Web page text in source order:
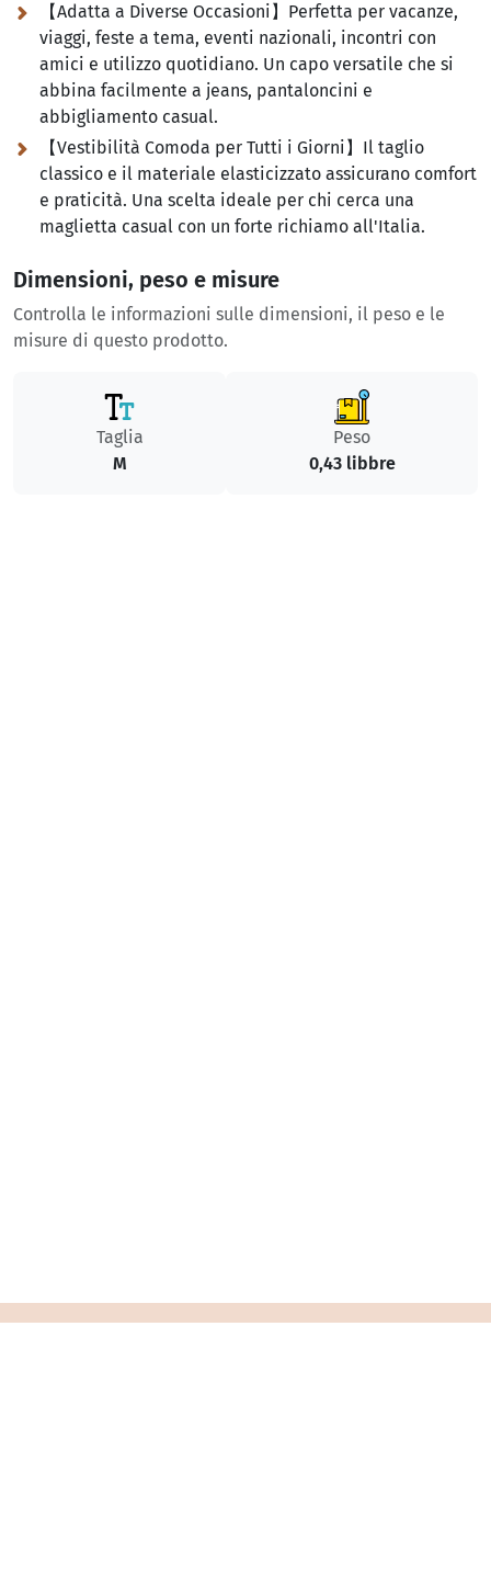
【Adatta a Diverse Occasioni】Perfetta per vacanze,
viaggi, feste a tema, eventi nazionali, incontri con
amici e utilizzo quotidiano. Un capo versatile che si
abbina facilmente a jeans, pantaloncini e
abbigliamento casual.
【Vestibilità Comoda per Tutti i Giorni】Il taglio
classico e il materiale elasticizzato assicurano comfort
e praticità. Una scelta ideale per chi cerca una
maglietta casual con un forte richiamo all'Italia.
Dimensioni, peso e misure
Controlla le informazioni sulle dimensioni, il peso e le
misure di questo prodotto.
Taglia
M
Peso
0,43 libbre